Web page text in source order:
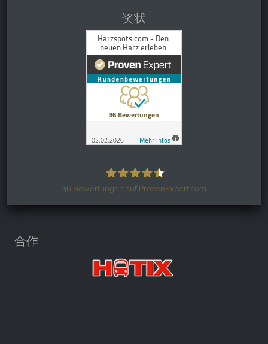
奖状
Harzspots.com - Den neuen Harz
36 Bewertungen auf ProvenExpert.com
合作